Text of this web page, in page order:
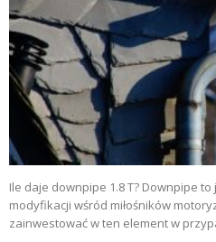
Ile daje downpipe 1.8 T? Downpipe
modyfikacji wśród miłośników
zainwestować w ten element w